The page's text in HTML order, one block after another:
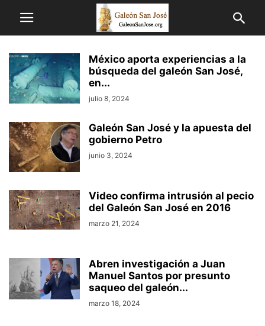
México aporta experiencias a la
búsqueda del galeón San José,
en...
julio 8, 2024
Galeón San José y la apuesta del
gobierno Petro
junio 3, 2024
Video confirma intrusión al pecio
del Galeón San José en 2016
marzo 21, 2024
Abren investigación a Juan
Manuel Santos por presunto
saqueo del galeón...
marzo 18, 2024